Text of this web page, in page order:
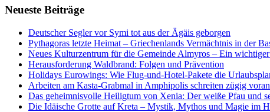
Neueste Beiträge
Deutscher Segler vor Symi tot aus der Ägäis geborgen
Pythagoras letzte Heimat – Griechenlands Vermächtnis in der
Neues Kulturzentrum für die Gemeinde Almyros – Ein
Herausforderung Waldbrand: Folgen und Prävention
Holidays Eurowings: Wie Flug-und-Hotel-Pakete die
Arbeiten am Kasta-Grabmal in Amphipolis schreiten zügig voran
Das geheimnisvolle Heiligtum von Xenia: Der weiße Pfau und
Die Idäische Grotte auf Kreta – Mystik, Mythos und Magie im